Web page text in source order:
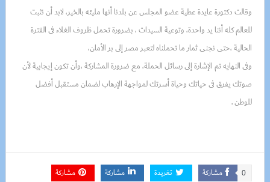
وقالت دكتورة عايدة عطية عضو المجلس عن بلدنا أنها مليئه بالخير، لابد أن نثبت
للعالم كله أننا يد واحدة، وتوعية السيدات ، بضرورة تحمل ظروف الغلاء فى الفترة
الحالية ،حتى نجنى ثمار ما تحملناه لتعبر مصر إلى بر الأمان،
وفى النهايه تم الإشارة إلى رسائل الحملة، مع ضرورة المشاركة ،وأن تكون إيجابية لأن
صوتك يفرق فى حياتك وحياة أسرتك لمواجهة الإرهاب لضمان مستقبل أفضل
للوطن .
مشاركة 0 تغريدة مشاركة مشاركة